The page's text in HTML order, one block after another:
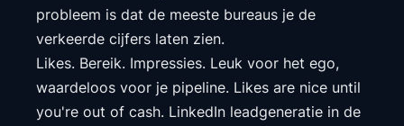
probleem is dat de meeste bureaus je de
verkeerde cijfers laten zien.
Likes. Bereik. Impressies. Leuk voor het ego,
waardeloos voor je pipeline. Likes are nice until
you're out of cash. LinkedIn leadgeneratie in de